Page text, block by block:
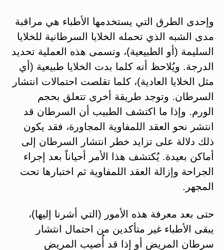
وإحدى الطرق التي يستخدمها الأطباء هي مراقبة
مدى الشبه الذي تحمله الخلايا السرطانية للخلايا
السليمة (أو الطبيعية)، وتسمى هذه العملية تحديد
الدرجة. ويُلاحظ أنه كلما بدت الخلايا طبيعية (أي
مثل الخلايا العادية)، كلما تقلصت احتمالات انتشار
السرطان. وتوجد طريقة أخرى تتعلق بحجم
الورم. وإذا ما اكتشف الطبيب أن السرطان قد
انتشر نحو العقد اللمفاوية المجاورة، فقد يكون
ذلك دلالة على تزايد خطر انتشار السرطان إلى
أماكن بعيدة. يُكتشف هذا الأمر أحياناً بعد إجراء
الجراحة وإزالة العقد اللمفاوية ثم اختبارها تحت
المجهر.
حتى بعد معرفة هذه الأمور (التي أشرنا إليها)،
يبقى الأطباء غير متأكدين من احتمال انتشار
سرطان المريض أو إذا قد أُصيب المريض